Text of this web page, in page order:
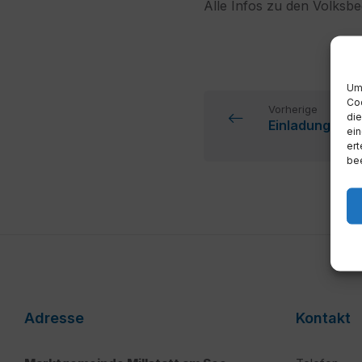
Alle Infos zu den
Vorherige
Einladung
Adresse Kontakt